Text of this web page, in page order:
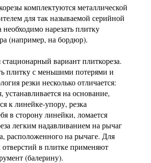
комплектуются металлической
для так называемой серийной
необходимо нарезать плитку
(например, на бордюр).
вариант плиткореза.
плитку с меньшими потерями и
резки несколько отличается:
устанавливается на основание,
к линейке-упору, резка
в сторону линейки, ломается
легким надавливанием на рычаг
расположенного на рычаге. Для
отверстий в плитке применяют
(балерину).